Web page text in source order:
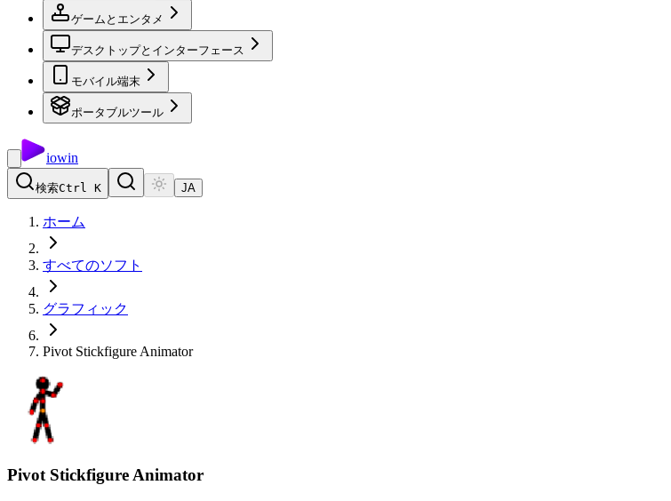
ゲームとエンタメ
デスクトップとインターフェース
モバイル端末
ポータブルツール
iowin
検索Ctrl K JA
ホーム
すべてのソフト
グラフィック
Pivot Stickfigure Animator
Pivot Stickfigure Animator